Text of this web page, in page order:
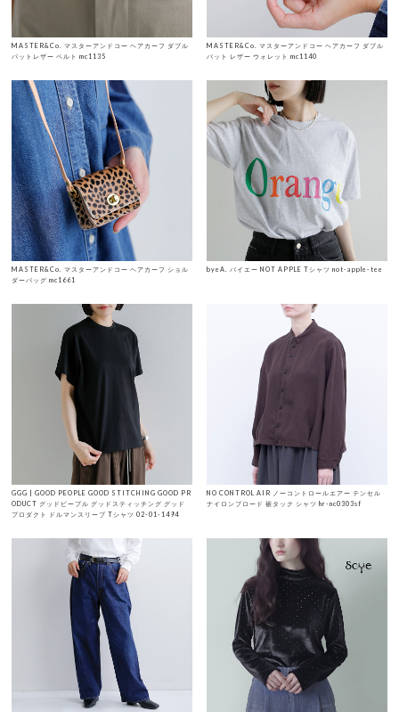
MASTER&Co. マスターアンドコー ヘアカーフ ダブル
バットレザー ベルト mc1135
MASTER&Co. マスターアンドコー ヘアカーフ ダブル
バット レザー ウォレット mc1140
MASTER&Co. マスターアンドコー ヘアカーフ ショル
ダーバッグ mc1661
byeA. バイエー NOT APPLE Tシャツ not-apple-tee
GGG | GOOD PEOPLE GOOD STITCHING GOOD PR
ODUCT グッドピープル グッドスティッチング グッド
プロダクト ドルマンスリーブ Tシャツ 02-01-1494
NO CONTROL AIR ノーコントロールエアー テンセル
ナイロンブロード 裾タック シャツ hr-nc0303sf